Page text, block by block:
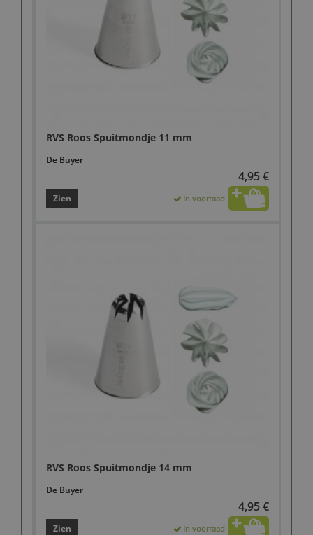
RVS Roos Spuitmondje 11 mm
De Buyer
4,95 €
Zien In voorraad
RVS Roos Spuitmondje 14 mm
De Buyer
4,95 €
Zien In voorraad